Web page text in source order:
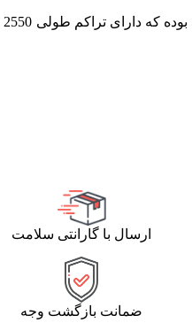
ارسال با گارانتی سلامت
ضمانت بازگشت وجه